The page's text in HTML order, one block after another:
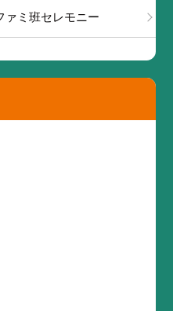
ァミ班セレモニー